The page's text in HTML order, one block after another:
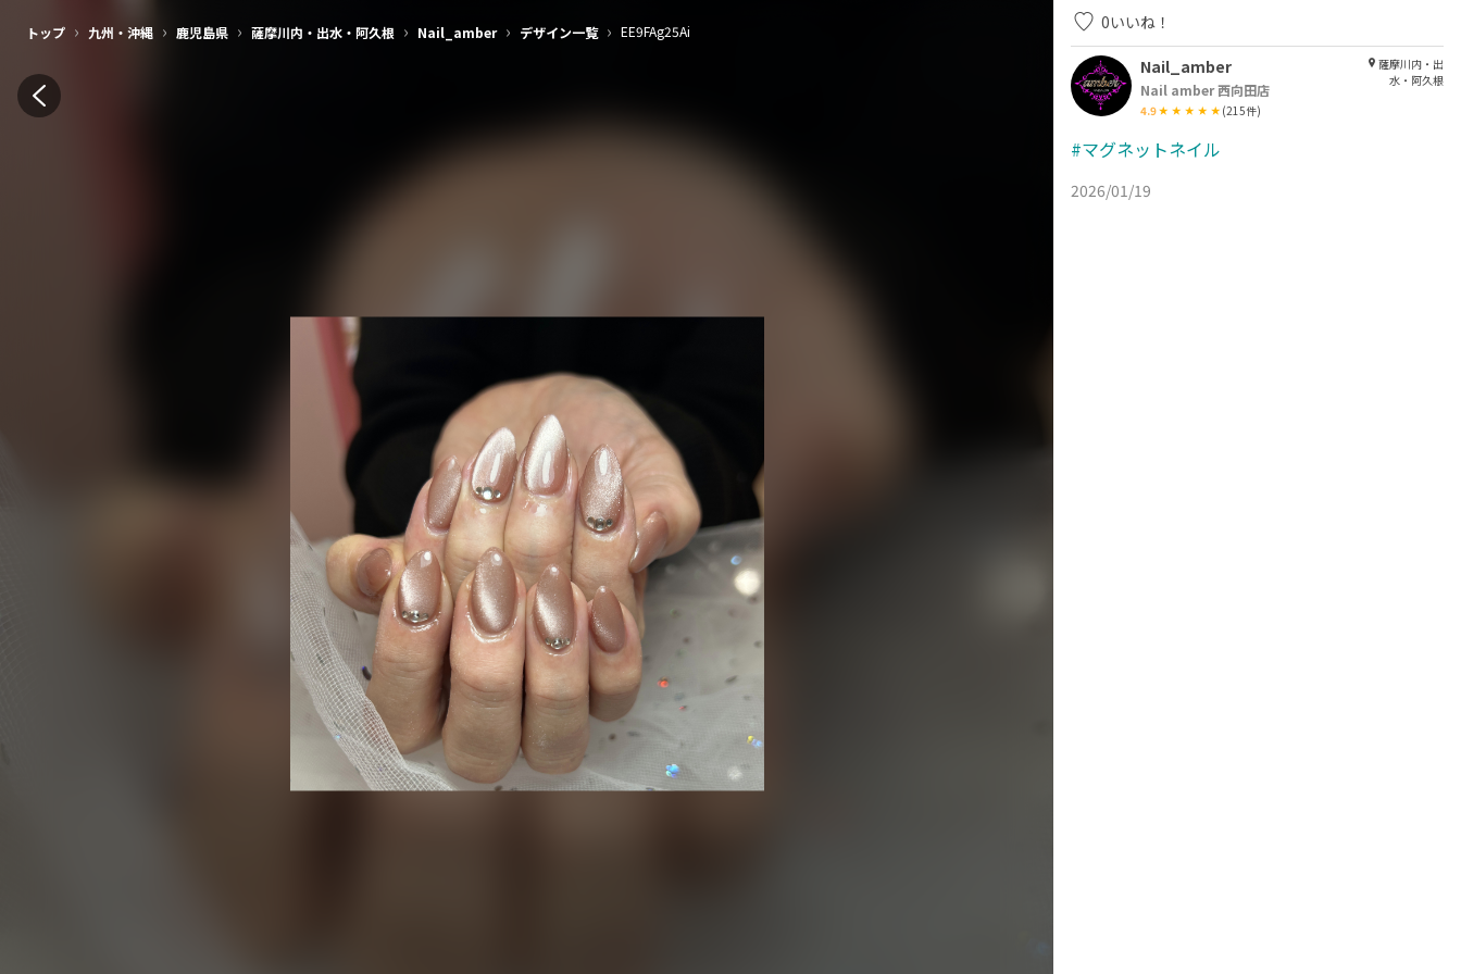
トップ › 九州・沖縄 › 鹿児島県 › 薩摩川内・出水・阿久根 › Nail_amber › デザイン一覧 › EE9FAg25Ai 0いいね！
Nail_amber
Nail amber 西向田店
4.9 (215件)
薩摩川内・出
水・阿久根
#マグネットネイル
2026/01/19